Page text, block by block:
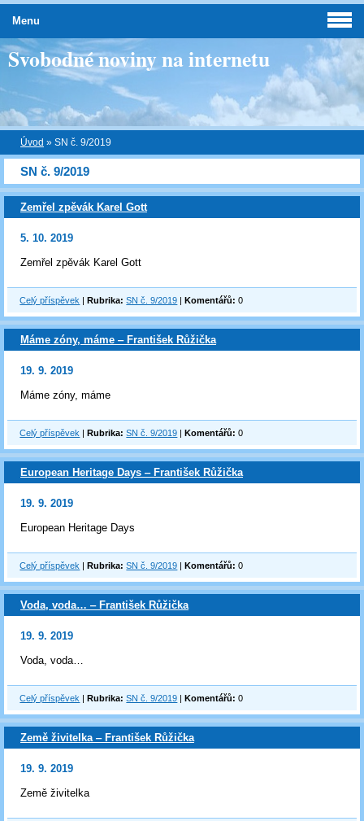
Svobodné noviny na internetu
Úvod » SN č. 9/2019
SN č. 9/2019
Zemřel zpěvák Karel Gott
5. 10. 2019
Zemřel zpěvák Karel Gott
Celý příspěvek |Rubrika: SN č. 9/2019 |Komentářů: 0
Máme zóny, máme ‒ František Růžička
19. 9. 2019
Máme zóny, máme
Celý příspěvek |Rubrika: SN č. 9/2019 |Komentářů: 0
European Heritage Days ‒ František Růžička
19. 9. 2019
European Heritage Days
Celý příspěvek |Rubrika: SN č. 9/2019 |Komentářů: 0
Voda, voda… ‒ František Růžička
19. 9. 2019
Voda, voda…
Celý příspěvek |Rubrika: SN č. 9/2019 |Komentářů: 0
Země živitelka ‒ František Růžička
19. 9. 2019
Země živitelka
Menu